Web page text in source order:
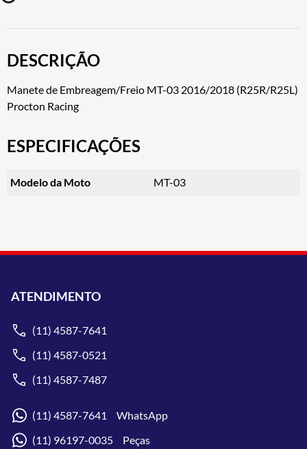
DESCRIÇÃO
Manete de Embreagem/Freio MT-03 2016/2018 (R25R/R25L)
Procton Racing
ESPECIFICAÇÕES
Modelo da Moto MT-03
ATENDIMENTO
(11) 4587-7641
(11) 4587-0521
(11) 4587-7487
(11) 4587-7641 WhatsApp
(11) 96197-0035 Peças